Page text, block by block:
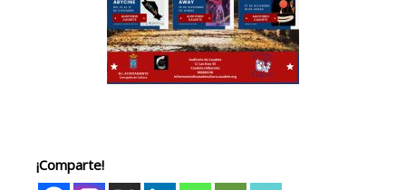
¡Comparte!